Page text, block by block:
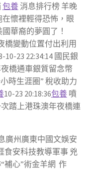
包養消息排行榜 羊晚
懷裡輕得恐怖，眼
華裔的夢圓了！
橋變動位置付出利用
23 22:34:14 國民銀
橋通車銀質留念幣
時生涯圈” 稅收助力
10-23 20:18:36包養噴
踏上港珠澳年夜橋連
廣州廣東中國文娛安
食安科技教導軍事 兇
補心”術金羊網 作